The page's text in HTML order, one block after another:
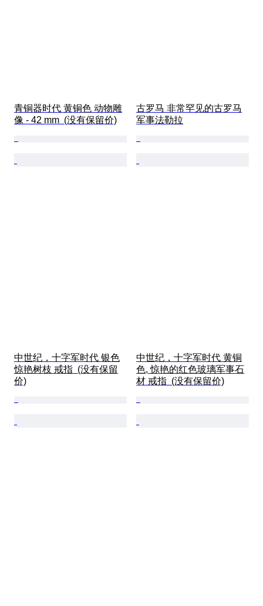
青铜器时代 黄铜色 动物雕
像 - 42 mm  (没有保留价)
古罗马 非常罕见的古罗马
军事法勒拉
中世纪，十字军时代 银色
惊艳树枝 戒指  (没有保留
价)
中世纪，十字军时代 黄铜
色, 惊艳的红色玻璃军事石
材 戒指  (没有保留价)